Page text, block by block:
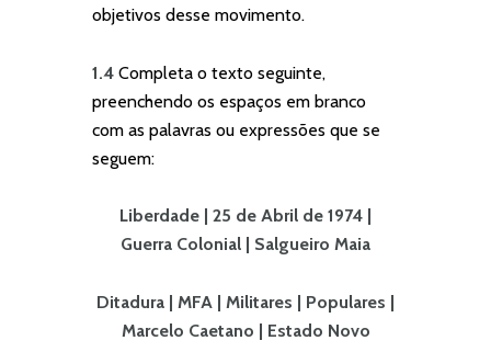
objetivos desse movimento.
1.4 Completa o texto seguinte,
preenchendo os espaços em branco
com as palavras ou expressões que se
seguem:
Liberdade | 25 de Abril de 1974 |
Guerra Colonial | Salgueiro Maia
Ditadura | MFA | Militares | Populares |
Marcelo Caetano | Estado Novo